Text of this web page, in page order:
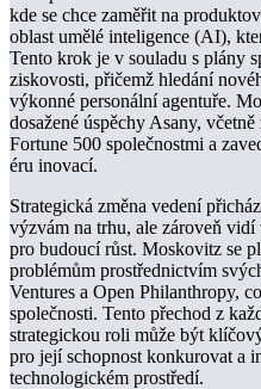
kde se chce zaměřit na
oblast umělé inteligence (AI),
Tento krok je v souladu s plány
ziskovosti, přičemž hledání
výkonné personální agentuře.
dosažené úspěchy Asany,
Fortune 500 společnostmi a
éru inovací.
Strategická změna vedení
výzvám na trhu, ale zároveň
pro budoucí růst. Moskovitz se
problémům prostřednictvím
Ventures a Open Philanthropy,
společnosti. Tento přechod z
strategickou roli může být
pro její schopnost konkurovat a
technologickém prostředí.